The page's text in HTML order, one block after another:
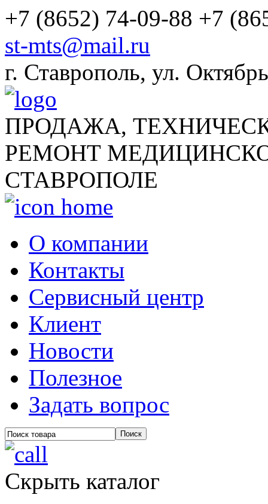
+7 (8652) 74-09-88 +7
st-mts@mail.ru
г. Ставрополь, ул.
ПРОДАЖА,
РЕМОНТ
СТАВРОПОЛЕ
О компании
Контакты
Сервисный центр
Клиент
Новости
Полезное
Задать вопрос
Скрыть каталог